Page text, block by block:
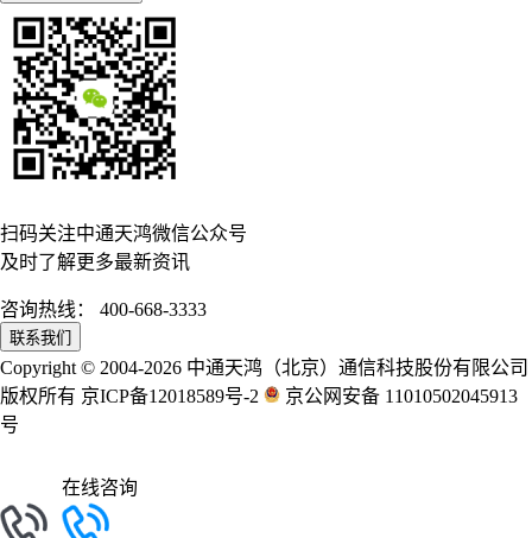
扫码关注中通天鸿微信公众号
及时了解更多最新资讯
咨询热线： 400-668-3333
联系我们
Copyright © 2004-2026 中通天鸿（北京）通信科技股份有限公司
版权所有 京ICP备12018589号-2
京公网安备 11010502045913
号
在线咨询